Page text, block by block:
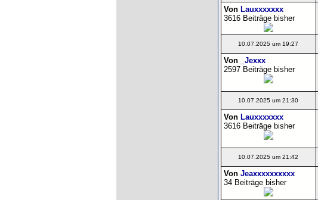
Von Lauxxxxxxx
3616 Beiträge bisher
10.07.2025 um 19:27
Von
_Jexxx
2597 Beiträge bisher
10.07.2025 um 21:30
Von Lauxxxxxxx
3616 Beiträge bisher
10.07.2025 um 21:42
Von Jeaxxxxxxxxxx
34 Beiträge bisher